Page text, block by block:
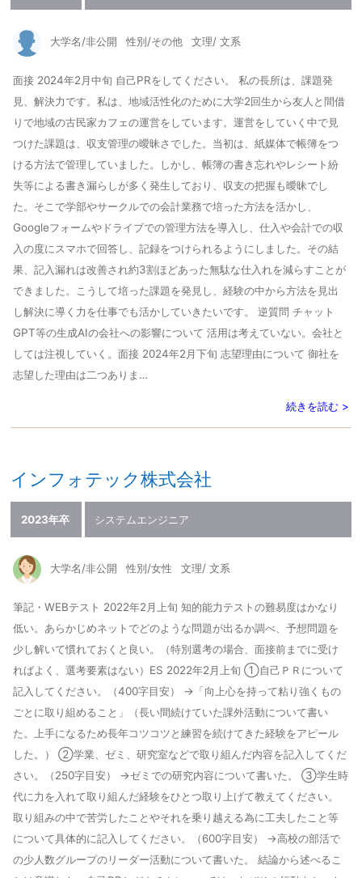
大学名/非公開 性別/その他 文理/ 文系
面接 2024年2月中旬 自己PRをしてください。 私の長所は、課題発
見、解決力です。私は、地域活性化のために大学2回生から友人と間借
りで地域の古民家カフェの運営をしています。運営をしていく中で見
つけた課題は、収支管理の曖昧さでした。当初は、紙媒体で帳簿をつ
ける方法で管理していました。しかし、帳簿の書き忘れやレシート紛
失等による書き漏らしが多く発生しており、収支の把握も曖昧でし
た。そこで学部やサークルでの会計業務で培った方法を活かし、
Googleフォームやドライブでの管理方法を導入し、仕入や会計での収
入の度にスマホで回答し、記録をつけられるようにしました。その結
果、記入漏れは改善され約3割ほどあった無駄な仕入れを減らすことが
できました。こうして培った課題を発見し、経験の中から方法を見出
し解決に導く力を仕事でも活かしていきたいです。 逆質問 チャット
GPT等の生成AIの会社への影響について 活用は考えていない。会社と
しては注視していく。面接 2024年2月下旬 志望理由について 御社を
志望した理由は二つありま…
続きを読む >
インフォテック株式会社
2023年卒 システムエンジニア
大学名/非公開 性別/女性 文理/ 文系
筆記・WEBテスト 2022年2月上旬 知的能力テストの難易度はかなり
低い。あらかじめネットでどのような問題が出るか調べ、予想問題を
少し解いて慣れておくと良い。（特別選考の場合、面接前までに受け
ればよく、選考要素はない）ES 2022年2月上旬 ①自己ＰＲについて
記入してください。（400字目安） →「向上心を持って粘り強くもの
ごとに取り組めること」（長い間続けていた課外活動について書い
た。上手になるため長年コツコツと練習を続けてきた経験をアピール
した。） ②学業、ゼミ、研究室などで取り組んだ内容を記入してくだ
さい。（250字目安） →ゼミでの研究内容について書いた。 ③学生時
代に力を入れて取り組んだ経験をひとつ取り上げて教えてください。
取り組みの中で苦労したことやそれを乗り越える為に工夫したこと等
について具体的に記入してください。（600字目安） →高校の部活で
の少人数グループのリーダー活動について書いた。 結論から述べるこ